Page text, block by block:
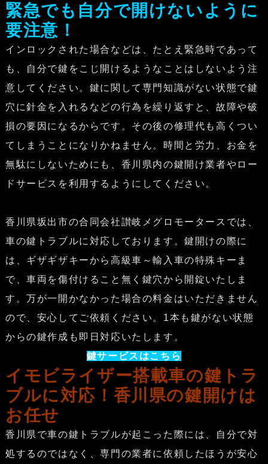
緊急でも自分で開けないように
要注意！
インロックされた場合などは、たとえ緊急時であって
も、自分で鍵をこじ開けるようなことはしないよう注
意してください。鍵に関して専門知識がない状態で鍵
穴に針金を入れるなどの行為を繰り返すと、故障や破
損の要因になるからです。その後の修理代も高くつい
てしまうことになりかねません。時間と労力、お金を
無駄にしないためにも、香川県内の鍵開け業者やロー
ドサービスを利用するようにしてください。
香川県坂出市の合同会社讃岐メグロモータースでは、
車の鍵トラブルに対応しております。鍵開けの際に
は、ギザギザキーから高級車～輸入車の特殊キーま
で、車両を傷付けること無く鍵穴から開錠いたしま
す。万が一開かなかった場合の料金はいただきません
ので、安心してご依頼ください。1本も鍵がない状態
からの鍵作成も即日対応いたします。
鍵サービスはこちら
イモビライザー搭載車の鍵トラ
ブルに対応！香川県の鍵開けは
お任せ
香川県で車の鍵トラブルが起こった際には、自分で対
処するのではなく、専門の業者に依頼したほうが安心